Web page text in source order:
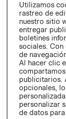
Ecuador ($)
Utilizamos
rastreo de
nuestro sitio
entregar
boletines
sociales.
de
Al hacer clic
publicitarios.
opcionales,
personalizar
de datos